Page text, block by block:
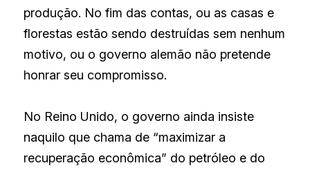
produção. No fim das contas, ou as casas e
florestas estão sendo destruídas sem nenhum
motivo, ou o governo alemão não pretende
honrar seu compromisso.
No Reino Unido, o governo ainda insiste
naquilo que chama de “maximizar a
recuperação econômica” do petróleo e do